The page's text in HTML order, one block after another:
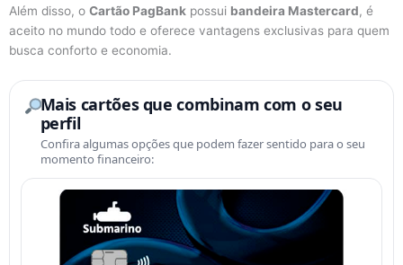
Além disso, o Cartão PagBank possui bandeira Mastercard, é
aceito no mundo todo e oferece vantagens exclusivas para quem
busca conforto e economia.
Mais cartões que combinam com o seu
perfil
Confira algumas opções que podem fazer sentido para o seu
momento financeiro: